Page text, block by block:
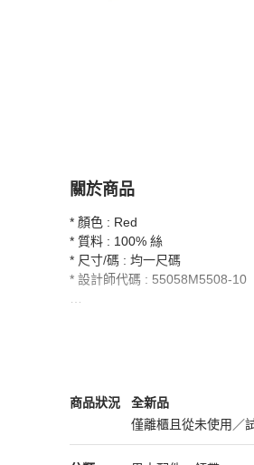
關於商品
關於絲領呔
* 顏色 : Red
* 質料 : 100% 絲
* 尺寸/碼 : 均一尺碼
* 設計師代碼 : 55058M5508-10
圖片和實際產品之間可能出現顏
包裝:大多數產品都配有防塵袋
商品狀況
Moschino 男士配件
全新品
僅離櫃且從未使用／
全新品